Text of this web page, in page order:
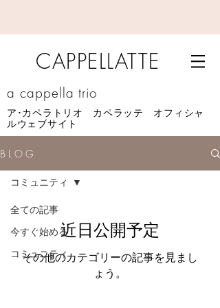
CAPPELLATTE
a cappella trio
​ア･カペラトリオ カペラッテ オフィシャ
ルウェブサイト
B L O G
全ての記事
今すぐ始める
コミュニティ
コミュニティ
近日公開予定
その他のカテゴリーの記事を見まし
ょう。